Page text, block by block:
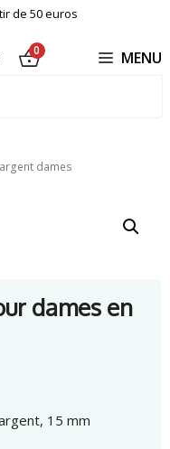
de 50 euros
0 MENU
dames
dames en
15 mm